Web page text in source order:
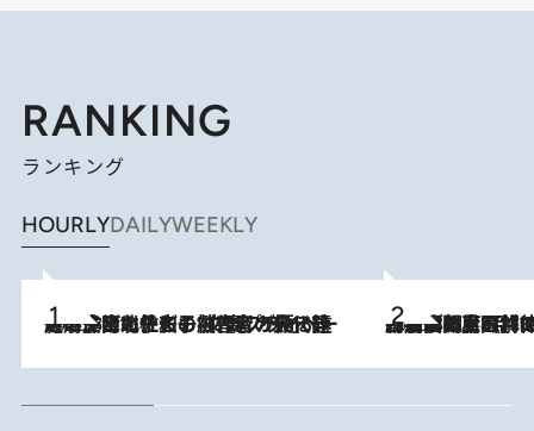
RANKING
ランキング
HOURLYDAILYWEEKLY
2026.8.3
《「文士の子ども被害者の会」発足！》阿川佐和子（72）が語る遠藤周作に北杜夫、劇作家・矢代静一の子どもたちの“文豪プライベート事件簿” 2026.8.8
「最後に見られてよかった」上野動物園の東園パンダ舎が解体前に特別公開。8月16日まで延長されたパネル展と共に辿る“半世紀”のパンダ飼育《解体工事の図面あり》